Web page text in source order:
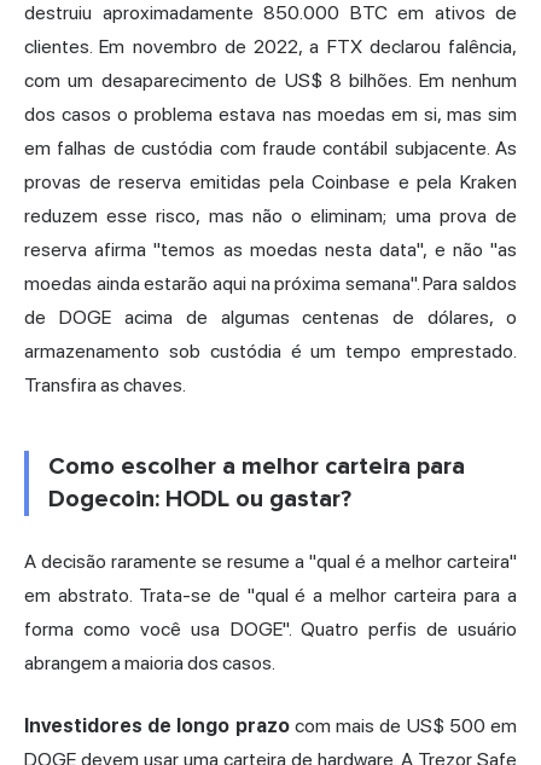
destruiu aproximadamente 850.000 BTC em ativos de
clientes. Em novembro de 2022, a FTX declarou falência,
com um desaparecimento de US$ 8 bilhões. Em nenhum
dos casos o problema estava nas moedas em si, mas sim
em falhas de custódia com fraude contábil subjacente. As
provas de reserva emitidas pela Coinbase e pela Kraken
reduzem esse risco, mas não o eliminam; uma prova de
reserva afirma "temos as moedas nesta data", e não "as
moedas ainda estarão aqui na próxima semana". Para saldos
de DOGE acima de algumas centenas de dólares, o
armazenamento sob custódia é um tempo emprestado.
Transfira as chaves.
Como escolher a melhor carteira para
Dogecoin: HODL ou gastar?
A decisão raramente se resume a "qual é a melhor carteira"
em abstrato. Trata-se de "qual é a melhor carteira para a
forma como você usa DOGE". Quatro perfis de usuário
abrangem a maioria dos casos.
Investidores de longo prazocom mais de US$ 500 em
DOGE devem usar uma carteira de hardware. A Trezor Safe